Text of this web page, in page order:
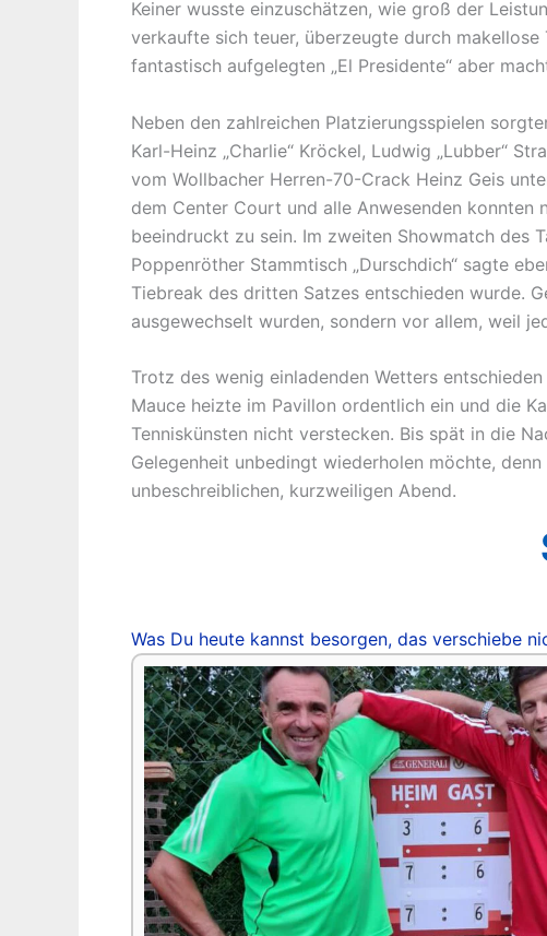
Keiner wusste einzuschätzen, wie groß der
verkaufte sich teuer, überzeugte durch
fantastisch aufgelegten „El Presidente“ aber
Neben den zahlreichen Platzierungsspielen
Karl-Heinz „Charlie“ Kröckel, Ludwig „Lubber“
vom Wollbacher Herren-70-Crack Heinz Geis
dem Center Court und alle Anwesenden
beeindruckt zu sein. Im zweiten Showmatch des
Poppenröther Stammtisch „Durschdich“ sagte
Tiebreak des dritten Satzes entschieden wurde.
ausgewechselt wurden, sondern vor allem, weil
Trotz des wenig einladenden Wetters
Mauce heizte im Pavillon ordentlich ein und die
Tenniskünsten nicht verstecken. Bis spät in die
Gelegenheit unbedingt wiederholen möchte,
unbeschreiblichen, kurzweiligen Abend.
Was Du heute kannst besorgen, das verschiebe